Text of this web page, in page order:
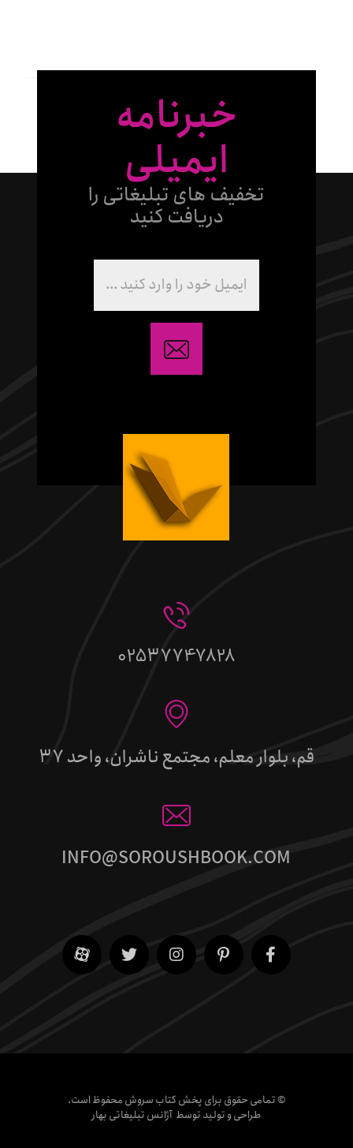
خبرنامه
ایمیلی
تخفیف های تبلیغاتی را
دریافت کنید
02537747828
قم، بلوار معلم، مجتمع ناشران، واحد 37
INFO@SOROUSHBOOK.COM
© تمامی حقوق برای پخش کتاب سروش محفوظ است.
طراحی و تولید توسط آژانس تبلیغاتی بهار